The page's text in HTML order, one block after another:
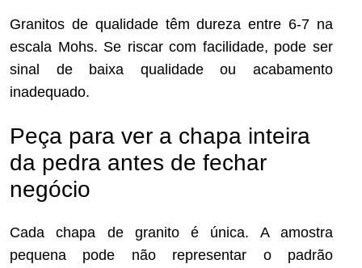
Granitos de qualidade têm dureza entre 6-7 na
escala Mohs. Se riscar com facilidade, pode ser
sinal de baixa qualidade ou acabamento
inadequado.
Peça para ver a chapa inteira
da pedra antes de fechar
negócio
Cada chapa de granito é única. A amostra
pequena pode não representar o padrão